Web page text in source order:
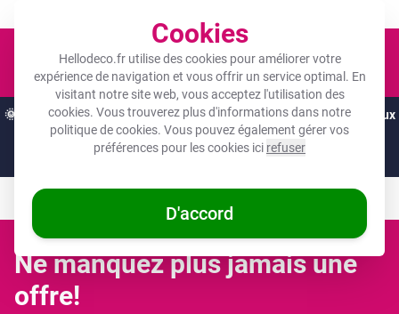
Cookies
Hellodeco.fr utilise des cookies pour améliorer votre
expérience de navigation et vous offrir un service optimal. En
visitant notre site web, vous acceptez l'utilisation des
cookies. Vous trouverez plus d'informations dans notre
politique de cookies. Vous pouvez également gérer vos
préférences pour les cookies ici refuser
D'accord
🌞 OFFRES D'ÉTÉ :Les meilleures remises de l'année sur vos cadeaux
préférés ! 🌞
Il ne reste que 09 heures et 07:51
Ne manquez plus jamais une
offre!